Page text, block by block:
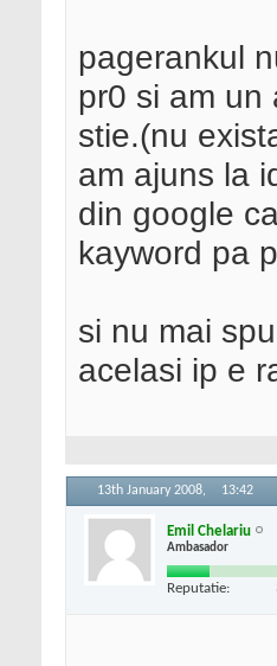
pagerankul
pr0 si am un
stie.(nu
am ajuns la
din google
kayword pa
si nu mai
acelasi ip e
13th January 2008, 13:42
Emil Chelariu
Ambasador
Reputatie: